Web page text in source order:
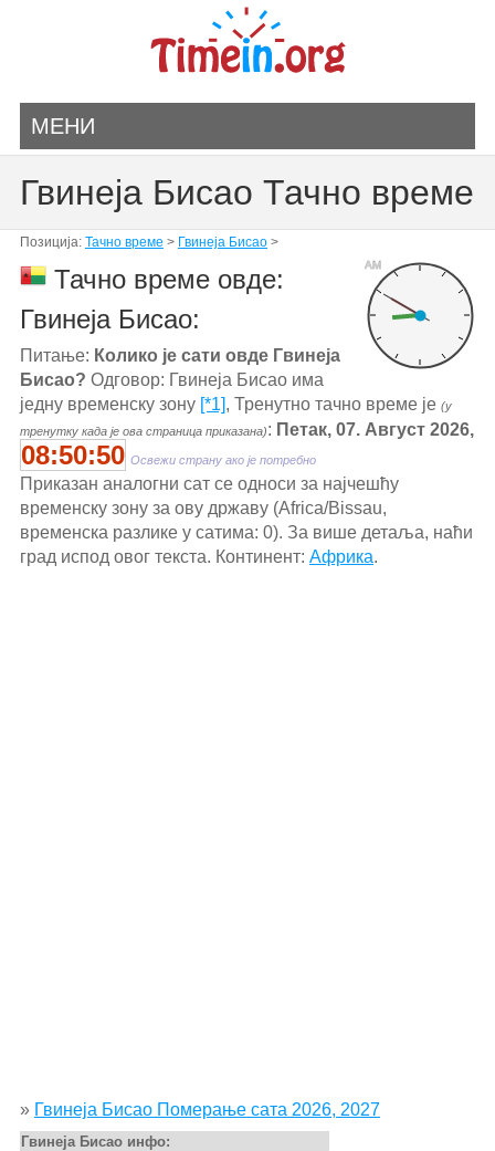
МЕНИ
Гвинеја Бисао Тачно време
Позиција: Тачно време > Гвинеја Бисао>
AM
Тачно време овде:
Гвинеја Бисао:
Питање: Колико је сати овде Гвинеја
Бисао? Одговор: Гвинеја Бисао има
једну временску зону [*1], Тренутно тачно време је (у
тренутку када је ова страница приказана): Петак, 07. Август 2026,
08:50:50 Освежи страну ако је потребно
Приказан аналогни сат се односи за најчешћу
временску зону за ову државу (Africa/Bissau,
временска разлике у сатима: 0). За више детаља, наћи
град испод овог текста. Континент: Африка.
» Гвинеја Бисао Померање сата 2026, 2027
Гвинеја Бисао инфо: